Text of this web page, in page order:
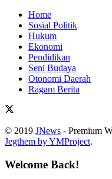
Home
Sosial Politik
Hukum
Ekonomi
Pendidikan
Seni Budaya
Otonomi Daerah
Ragam Berita
© 2019 JNews - Premium
Jegthem by YMProject.
Welcome Back!